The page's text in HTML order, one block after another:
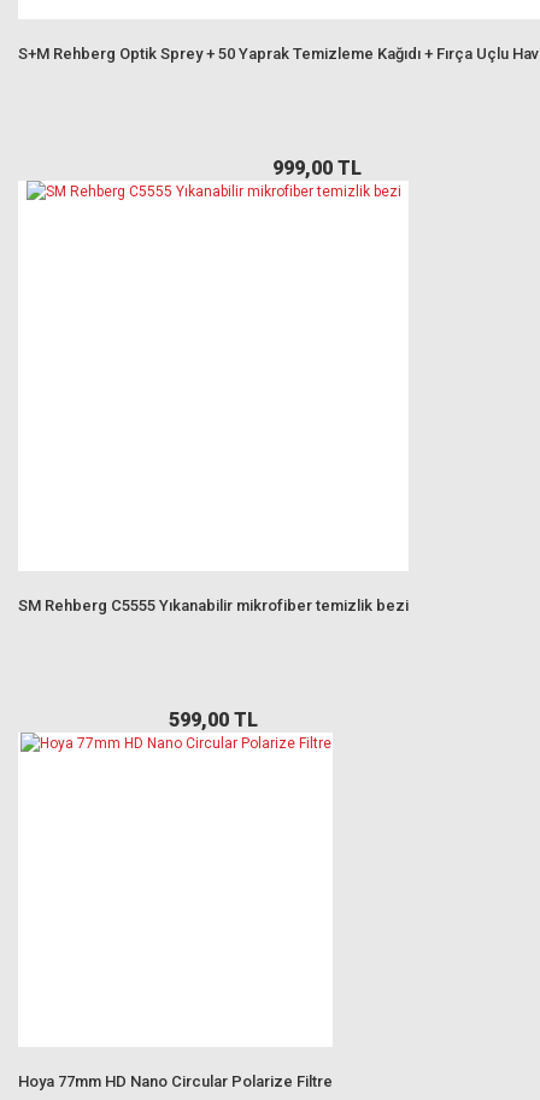
S+M Rehberg Optik Sprey + 50 Yaprak Temizleme Kağıdı + Fırça Uçlu
999,00 TL
SM Rehberg C5555 Yıkanabilir mikrofiber temizlik bezi
599,00 TL
Hoya 77mm HD Nano Circular Polarize Filtre